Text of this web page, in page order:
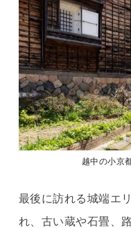
越中の小京
最後に訪れる城端エ
れ、古い蔵や石畳、